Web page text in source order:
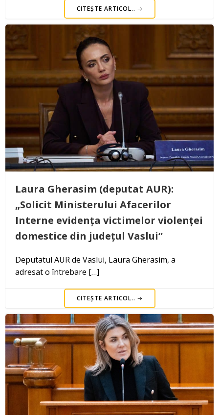
CITEȘTE ARTICOL..
Laura Gherasim (deputat AUR):
„Solicit Ministerului Afacerilor
Interne evidența victimelor violenței
domestice din județul Vaslui”
Deputatul AUR de Vaslui, Laura Gherasim, a
adresat o întrebare […]
CITEȘTE ARTICOL..